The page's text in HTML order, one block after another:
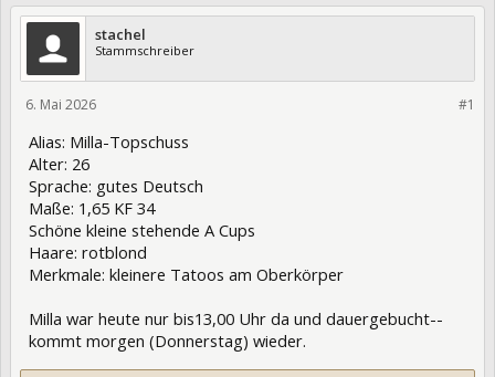
stachel
Stammschreiber
#1
6. Mai 2026
Alias: Milla-Topschuss
Alter: 26
Sprache: gutes Deutsch
Maße: 1,65 KF 34
Schöne kleine stehende A Cups
Haare: rotblond
Merkmale: kleinere Tatoos am Oberkörper
Milla war heute nur bis13,00 Uhr da und dauergebucht--
kommt morgen (Donnerstag) wieder.